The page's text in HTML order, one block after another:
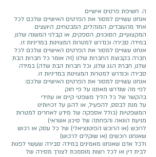
ה. חשיפת פרטים אישיים
אנחנו עשויים למסור את הפרטים האישיים שלכם לכל
אחד מהעובדים, המנהלים, המבטחים, היועצים
המקצועיים, הסוכנים, הספקים, או קבלני המשנה שלנו,
במידה סבירה וכנדרש למטרות המצוינות במדיניות זו.
אנחנו עשויים למסור את הפרטים האישיים שלכם לכל
חברה בקבוצת החברות שלנו (זה אומר כל חברות הבת
שלנו, חברת הגג שלנו, וכל חברות הבת שלה) במידה
סבירה וכנדרש למטרות המצוינות במדיניות זו.
אנחנו עשויים למסור את הפרטים האישיים שלכם:
לפי מה שנדרש מאתנו על פי חוק
בהקשר של כל הליך משפטי קיים או עתידי
על מנת לבסס, להפעיל, או להגן על זכויותינו
המשפטיות (כולל אספקה של מידע לאחרים למטרות
מניעת הונאה והפחתה של סיכון אשראי)
לרוכש (או הרוכש הפוטנציאלי) של כל עסק או רכוש
שאנחנו רוכשים (או שוקלים לרכוש)
ולכל אדם שאנחנו מאמינים במידה סבירה שעשוי לפנות
לבית דין או לכל רשות מוסמכת לצורך מסירה של